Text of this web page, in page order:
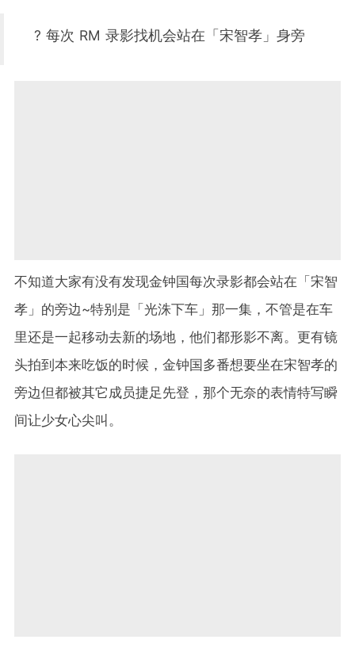
? 每次 RM 录影找机会站在「宋智孝」身旁
不知道大家有没有发现金钟国每次录影都会站在「宋智
孝」的旁边~特别是「光洙下车」那一集，不管是在车
里还是一起移动去新的场地，他们都形影不离。更有镜
头拍到本来吃饭的时候，金钟国多番想要坐在宋智孝的
旁边但都被其它成员捷足先登，那个无奈的表情特写瞬
间让少女心尖叫。